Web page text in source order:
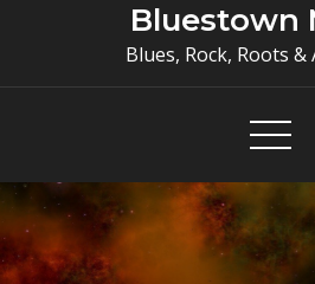
Bluestown
Blues, Rock, Roots &